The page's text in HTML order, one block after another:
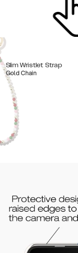
Slim Wristlet Strap
Gold Chain